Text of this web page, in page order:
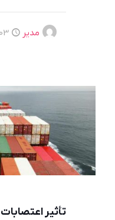
مدیر 21
تأثیر اعتصابات